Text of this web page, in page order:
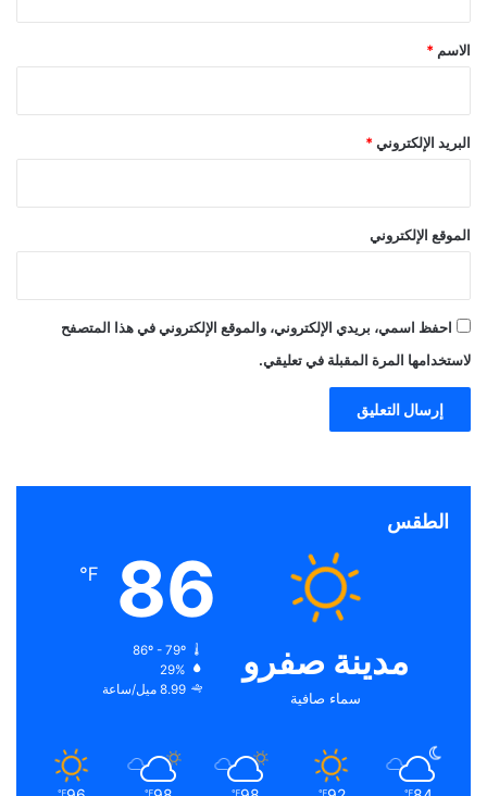
*
الاسم *
البريد الإلكتروني *
الموقع الإلكتروني
احفظ اسمي، بريدي الإلكتروني، والموقع الإلكتروني في هذا المتصفح
لاستخدامها المرة المقبلة في تعليقي.
الطقس
مدينة صفرو
سماء صافية
86
℉
86º - 79º
29%
8.99 ميل/ساعة
℉
℉
℉
℉
℉